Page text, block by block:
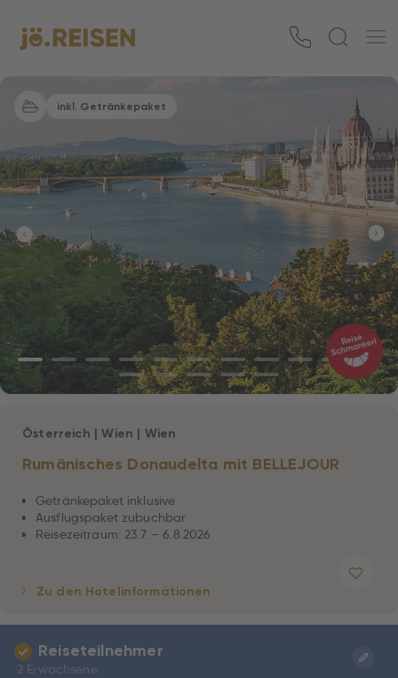
inkl. Getränkepaket
Rumänisches Donaudelta mit BELLEJOUR
Österreich |Wien | Wien
Getränkepaket inklusive
Ausflugspaket zubuchbar
Reisezeitraum: 23.7. – 6.8.2026
Zu den Hotelinformationen
Reiseteilnehmer
2 Erwachsene